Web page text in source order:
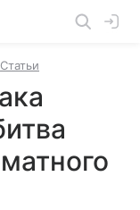
Статьи